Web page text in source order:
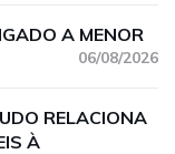
A MENOR
06/08/2026
RELACIONA
À